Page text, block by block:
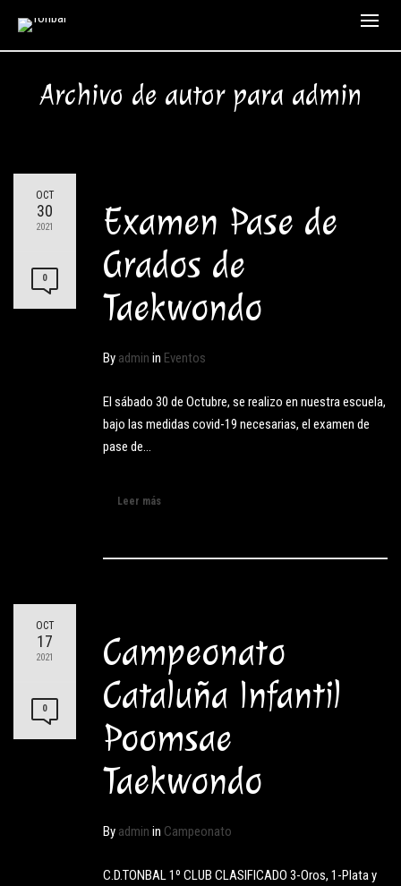
Archivo de autor para admin
OCT
30
2021
0
Examen Pase de
Grados de
Taekwondo
By admin in Eventos
El sábado 30 de Octubre, se realizo en nuestra escuela,
bajo las medidas covid-19 necesarias, el examen de
pase de…
Leer más
OCT
17
2021
0
Campeonato
Cataluña Infantil
Poomsae
Taekwondo
By admin in Campeonato
C.D.TONBAL 1º CLUB CLASIFICADO 3-Oros, 1-Plata y